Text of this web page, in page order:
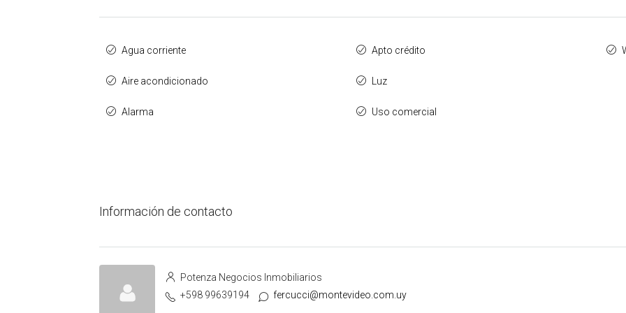
Agua corriente
Aire acondicionado
Alarma
Apto crédito
Luz
Uso comercial
Información de contacto
Potenza Negocios Inmobiliarios
+598 99639194
fercucci@montevideo.com.uy